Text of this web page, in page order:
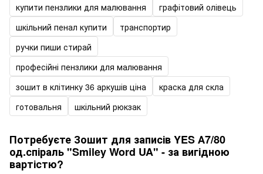
купити пензлики для малювання
графітовий олівець
шкільний пенал купити
транспортир
ручки пиши стирай
професійні пензлики для малювання
зошит в клітинку 36 аркушів ціна
краска для скла
готовальня
шкільний рюкзак
Потребуєте Зошит для записів YES А7/80
од.спіраль "Smiley Word UA" - за вигідною
вартістю?